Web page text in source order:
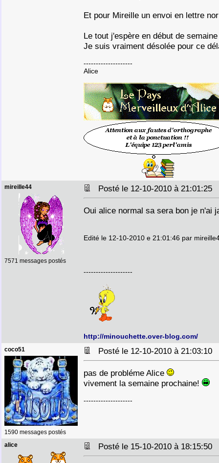
Et pour Mireille un envoi en lettre
Le tout j'espère en début de
Je suis vraiment désolée pour ce
--------------------
Alice
mireille44
7571 messages postés
Posté le 12-10-2010 à 21:01:25
Oui alice normal sa sera bon je n'ai
Edité le 12-10-2010 e 21:01:46 par
--------------------
http://minouchette.over-blog.com/
coco51
1590 messages postés
Posté le 12-10-2010 à 21:03:10
pas de probléme Alice
vivement la semaine prochaine!
--------------------
alice Posté le 15-10-2010 à 18:15:50